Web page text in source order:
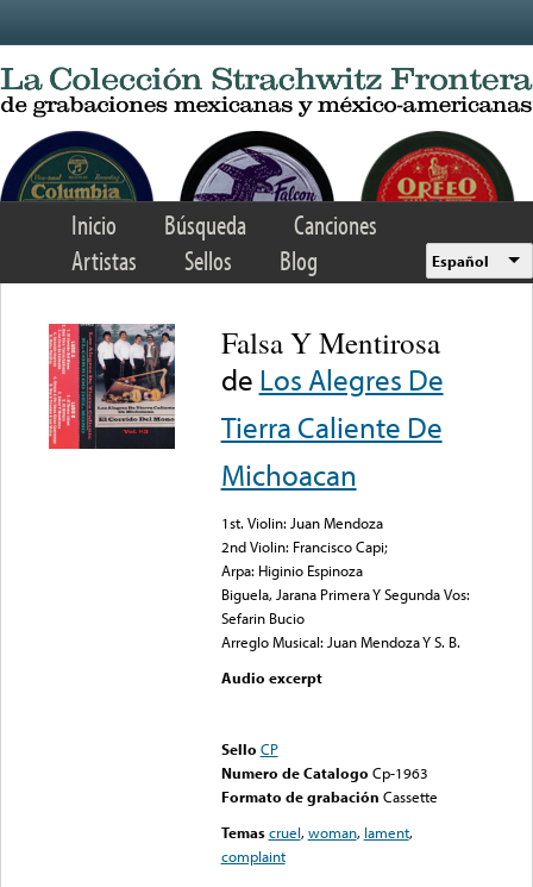
Inicio Búsqueda
Canciones
Artistas
Sellos Blog Español
Falsa Y Mentirosa
de Los Alegres De
Tierra Caliente De
Michoacan
1st. Violin: Juan Mendoza
2nd Violin: Francisco Capi;
Arpa: Higinio Espinoza
Biguela, Jarana Primera Y Segunda Vos:
Sefarin Bucio
Arreglo Musical: Juan Mendoza Y S. B.
Audio excerpt
Sello CP
Numero de Catalogo Cp-1963
Formato de grabación Cassette
Temas cruel,woman, lament,
complaint